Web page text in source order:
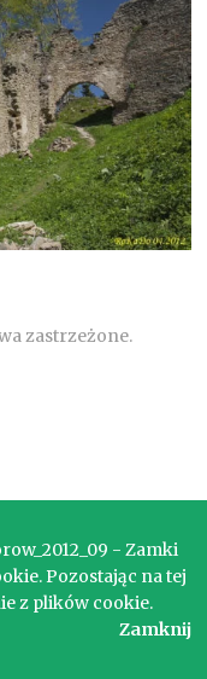
zastrzeżone.
- Zamki
Pozostając na tej
z plików cookie.
Zamknij